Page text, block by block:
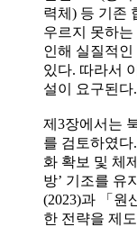
력체) 등 기존
우르지 못하
인해 실질적
있다. 따라서
설이 요구된다.
제3장에서는
를 검토하였
화 확보 및 체
방’ 기조를 유
(2023)과 「원
한 전략을 제